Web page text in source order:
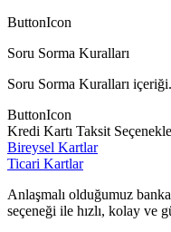
ButtonIcon
Soru Sorma Kuralları
Soru Sorma Kuralları içeriği.
ButtonIcon
Kredi Kartı Taksit
Bireysel Kartlar
Ticari Kartlar
Anlaşmalı olduğumuz
seçeneği ile hızlı, kolay ve